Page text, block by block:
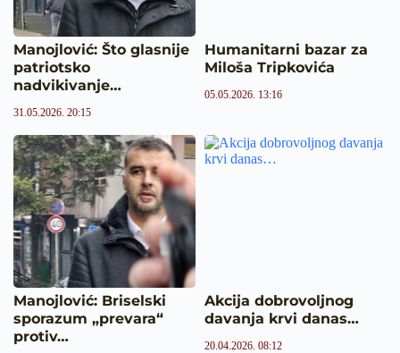
Manojlović: Što glasnije
patriotsko
nadvikivanje…
31.05.2026. 20:15
Humanitarni bazar za
Miloša Tripkovića
05.05.2026. 13:16
Manojlović: Briselski
sporazum „prevara“
protiv…
Akcija dobrovoljnog
davanja krvi danas…
20.04.2026. 08:12